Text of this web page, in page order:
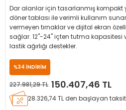
Dolgu Lastikleri
Dolgu Lastikleri
& Sibop İlaveleri
Kapağı
Tüpü
& Spreyler
Dar alanlar için tasarlanmış kompakt
döner tablası ile verimli kullanım
vermeyen tırnaklar ve dijital ekran
sağlar. 12"-24" içten tutma kapasitesi
lastik ağırlığı destekler.
%34 İNDİRİM
227.981,29 TL 150.407,46 TL
28.326,74 TL den başlayan